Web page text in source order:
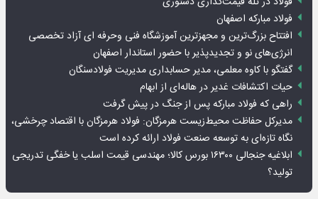
فولاد مبارکه اصفهان
افتتاح بزرگ‌ترین و مجهزترین آموزشگاه فنی وحرفه ای آزاد تخصصی
انرژی‌های نو و تجدیدپذیر با حضور استاندار اصفهان
گفتگو با کاوه معلمی، مدیر حسابداری مدیریت فولادسنگان
حیات اکتشافات غدیر در هاله‌ای از ابهام
راهی که فولاد مبارکه پس از جنگ در پیش گرفت
مدیرکل حفاظت محیط‌زیست هرمزگان: فولاد هرمزگان با اقتصاد چرخشی،
نگاه تازه‌ای به توسعه صنعت فولاد ارائه کرده است
ابلاغیه جنجالی ۱۶۳۰۰ بورس کالا؛ مهندسی قیمت اسلب یا خفگی تدریجی
تولید؟